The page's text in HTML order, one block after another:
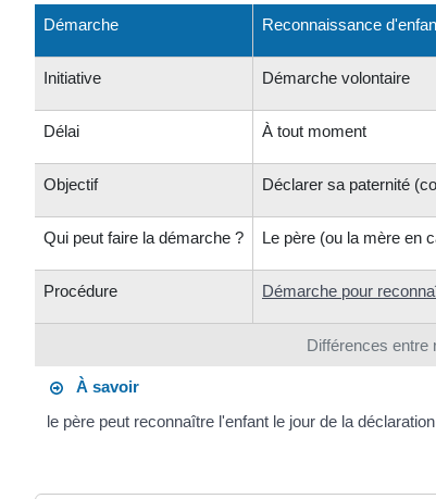
Différences entre
Démarche Reconnaissance
Initiative Démarche volontaire
Délai À tout moment
Objectif Déclarer sa paternité
Qui peut faire la démarche ? Le père (ou la mère en
Procédure Démarche pour
À savoir
le père peut reconnaître l'enfant le jour de la